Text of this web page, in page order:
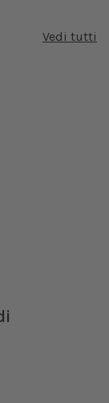
Vedi tutti